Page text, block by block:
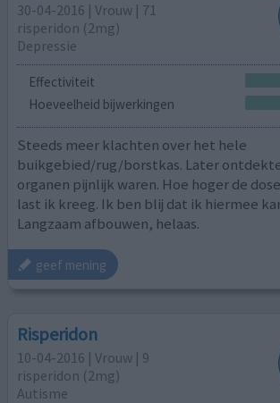
30-04-2016 | Vrouw | 71
risperidon (2mg)
Depressie
Effectiviteit
Hoeveelheid bijwerkingen
Steeds meer klachten over het hele
buikgebied/rug/borstkas. Later
organen pijnlijk waren. Hoe hoger de
last ik kreeg. Ik ben blij dat ik hiermee
Langzaam afbouwen, helaas.
geef mening
Risperidon
10-04-2016 | Vrouw | 9
risperidon (2mg)
Autisme